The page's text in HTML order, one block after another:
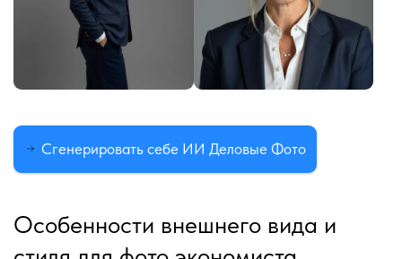
Сгенерировать себе ИИ Деловые Фото
Особенности внешнего вида и